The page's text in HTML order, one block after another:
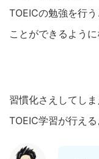
TOEICの勉強を行
ことができるように
習慣化さえしてし
TOEIC学習が行える